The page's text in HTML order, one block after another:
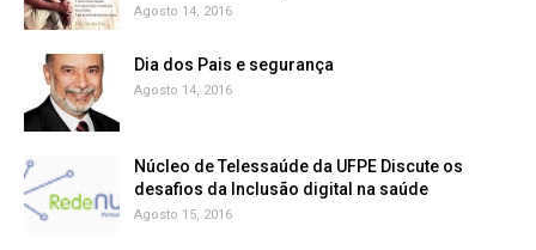
Agosto 14, 2016
Dia dos Pais e segurança
Agosto 14, 2016
Núcleo de Telessaúde da UFPE Discute os
Agosto 15, 2016